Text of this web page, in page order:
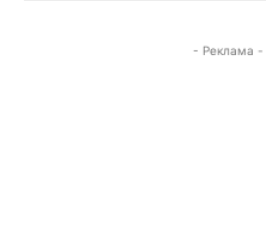
- Реклама -